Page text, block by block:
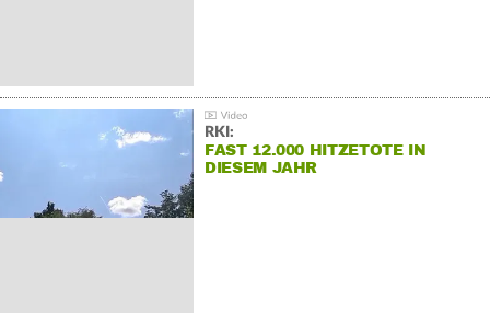
RKI:
FAST 12.000 HITZETOTE IN
DIESEM JAHR